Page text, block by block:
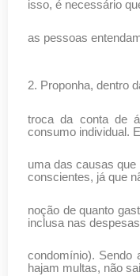
isso, é necessário
as pessoas
2. Proponha, dentro
troca da conta de
consumo individual.
uma das causas
conscientes, já que
noção de quanto
inclusa nas
condomínio). Sendo
hajam multas, não